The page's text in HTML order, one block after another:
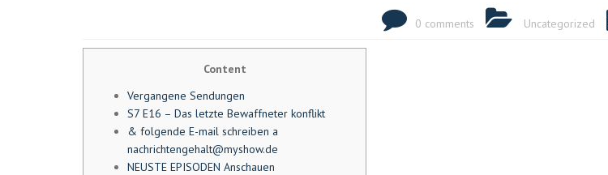
0 comments Uncategorized
Content
Vergangene Sendungen
S7 E16 – Das letzte Bewaffneter konflikt
& folgende E-mail schreiben a
nachrichtengehalt@myshow.de
NEUSTE EPISODEN Anschauen